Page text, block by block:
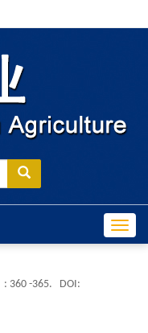
: 360 -365.
DOI: